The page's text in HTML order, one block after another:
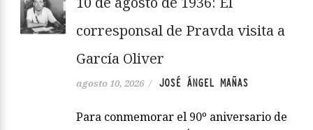
corresponsal de Pravda visita a
García Oliver
agosto 10, 2026 / JOSÉ ÁNGEL MAÑAS
Para conmemorar el 90º aniversario de